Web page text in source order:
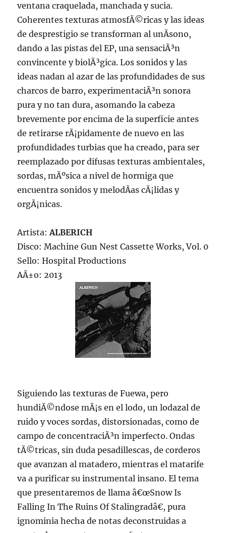
ventana craquelada, manchada y sucia.
Coherentes texturas atmosfÃ©ricas y las ideas
de desprestigio se transforman al unÃ­sono,
dando a las pistas del EP, una sensaciÃ³n
convincente y biolÃ³gica. Los sonidos y las
ideas nadan al azar de las profundidades de sus
charcos de barro, experimentaciÃ³n sonora
pura y no tan dura, asomando la cabeza
brevemente por encima de la superficie antes
de retirarse rÃ¡pidamente de nuevo en las
profundidades turbias que ha creado, para ser
reemplazado por difusas texturas ambientales,
sordas, mÃºsica a nivel de hormiga que
encuentra sonidos y melodÃ­as cÃ¡lidas y
orgÃ¡nicas.
Artista:ALBERICH
Disco: Machine Gun Nest Cassette Works, Vol. 0
Sello: Hospital Productions
AÃ±o: 2013
Siguiendo las texturas de Fuewa, pero
hundiÃ©ndose mÃ¡s en el lodo, un lodazal de
ruido y voces sordas, distorsionadas, como de
campo de concentraciÃ³n imperfecto. Ondas
tÃ©tricas, sin duda pesadillescas, de corderos
que avanzan al matadero, mientras el matarife
va a purificar su instrumental insano. El tema
que presentaremos de llama â€œSnow Is
Falling In The Ruins Of Stalingradâ€, pura
ignominia hecha de notas deconstruidas a